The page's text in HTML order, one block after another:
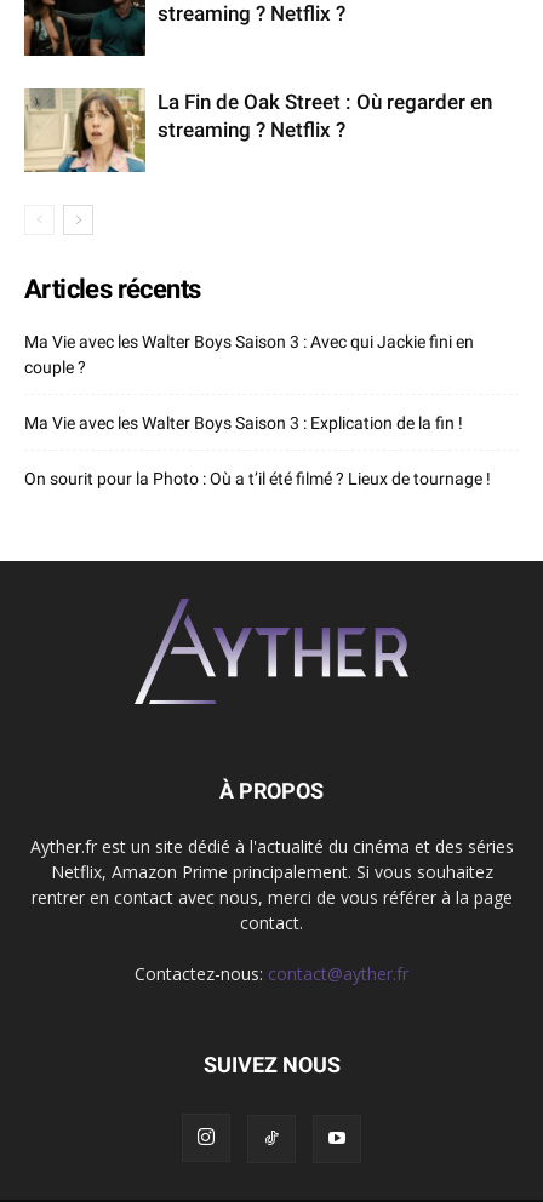
streaming ? Netflix ?
La Fin de Oak Street : Où regarder en
streaming ? Netflix ?
Articles récents
Ma Vie avec les Walter Boys Saison 3 : Avec qui Jackie fini en
couple ?
Ma Vie avec les Walter Boys Saison 3 : Explication de la fin !
On sourit pour la Photo : Où a t’il été filmé ? Lieux de tournage !
À PROPOS
Ayther.fr est un site dédié à l'actualité du cinéma et des séries
Netflix, Amazon Prime principalement. Si vous souhaitez
rentrer en contact avec nous, merci de vous référer à la page
contact.
Contactez-nous: contact@ayther.fr
SUIVEZ NOUS